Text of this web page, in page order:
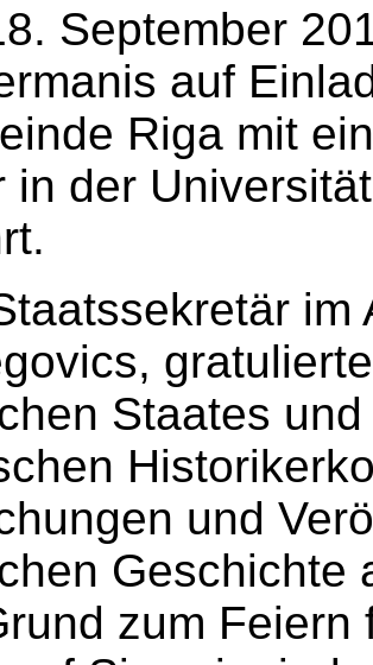
September
auf
Riga mit
in der
im
Staates
und
Geschichte
zum Feiern